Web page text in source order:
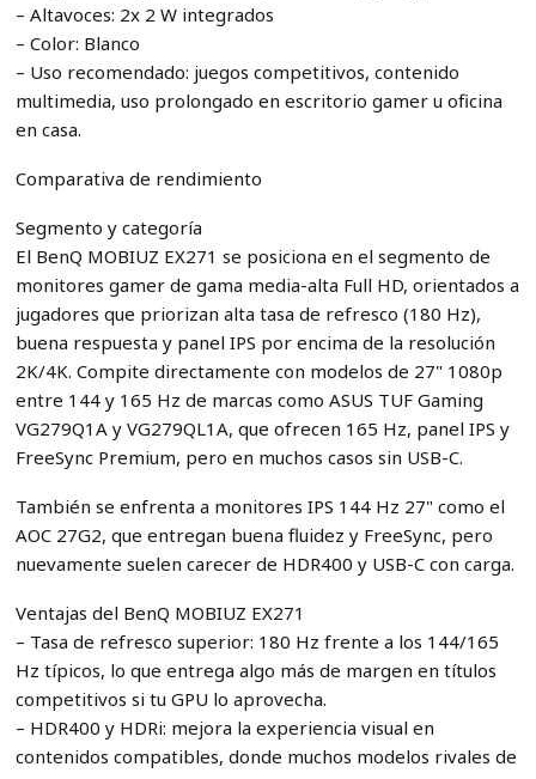
– Altavoces: 2x 2 W integrados
– Color: Blanco
– Uso recomendado: juegos competitivos, contenido
multimedia, uso prolongado en escritorio gamer u oficina
en casa.
Comparativa de rendimiento
Segmento y categoría
El BenQ MOBIUZ EX271 se posiciona en el segmento de
monitores gamer de gama media-alta Full HD, orientados a
jugadores que priorizan alta tasa de refresco (180 Hz),
buena respuesta y panel IPS por encima de la resolución
2K/4K. Compite directamente con modelos de 27" 1080p
entre 144 y 165 Hz de marcas como ASUS TUF Gaming
VG279Q1A y VG279QL1A, que ofrecen 165 Hz, panel IPS y
FreeSync Premium, pero en muchos casos sin USB-C.
También se enfrenta a monitores IPS 144 Hz 27" como el
AOC 27G2, que entregan buena fluidez y FreeSync, pero
nuevamente suelen carecer de HDR400 y USB-C con carga.
Ventajas del BenQ MOBIUZ EX271
– Tasa de refresco superior: 180 Hz frente a los 144/165
Hz típicos, lo que entrega algo más de margen en títulos
competitivos si tu GPU lo aprovecha.
– HDR400 y HDRi: mejora la experiencia visual en
contenidos compatibles, donde muchos modelos rivales de